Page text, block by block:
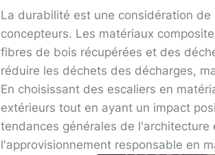
La durabilité est une considération
concepteurs. Les matériaux
fibres de bois récupérées et des
réduire les déchets des décharges,
En choisissant des escaliers en
extérieurs tout en ayant un impact
tendances générales de
l'approvisionnement responsable en